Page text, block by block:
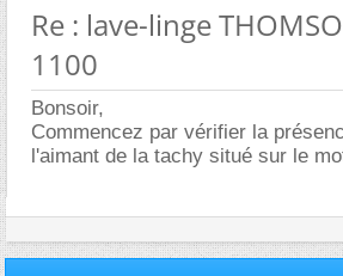
Re : lave-linge
1100
Bonsoir,
Commencez par vérifier la
l'aimant de la tachy situé sur le